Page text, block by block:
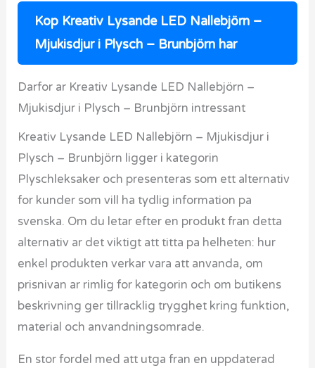
Kop Kreativ Lysande LED Nallebjörn –
Mjukisdjur i Plysch – Brunbjörn har
Darfor ar Kreativ Lysande LED Nallebjörn –
Mjukisdjur i Plysch – Brunbjörn intressant
Kreativ Lysande LED Nallebjörn – Mjukisdjur i
Plysch – Brunbjörn ligger i kategorin
Plyschleksaker och presenteras som ett alternativ
for kunder som vill ha tydlig information pa
svenska. Om du letar efter en produkt fran detta
alternativ ar det viktigt att titta pa helheten: hur
enkel produkten verkar vara att anvanda, om
prisnivan ar rimlig for kategorin och om butikens
beskrivning ger tillracklig trygghet kring funktion,
material och anvandningsomrade.
En stor fordel med att utga fran en uppdaterad